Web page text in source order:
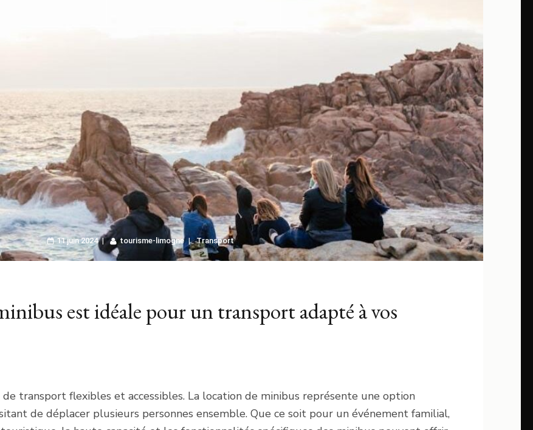
11 juin 2024 tourisme-limogne Transport
est idéale pour un transport adapté à vos
transport flexibles et accessibles. La location de minibus représente une option
de déplacer plusieurs personnes ensemble. Que ce soit pour un événement familial,